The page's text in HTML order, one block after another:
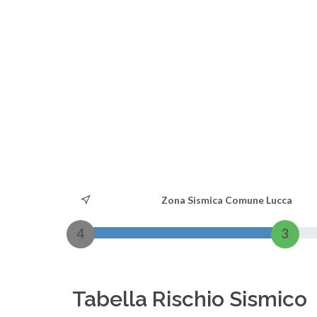
Zona Sismica Comune Lucca
4 3
Tabella Rischio Sismico